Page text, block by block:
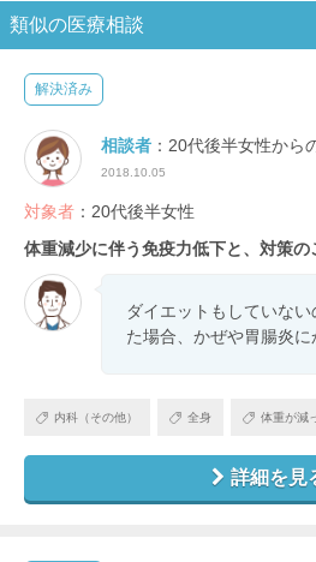
類似の医療相談
解決済み
相談者 ：20代後半女性から
2018.10.05
対象者 ：20代後半女性
体重減少に伴う免疫力低下と、対策の
ダイエットもしていな
た場合、かぜや胃腸炎に
内科（その他） 全身 体重が減
詳細を見